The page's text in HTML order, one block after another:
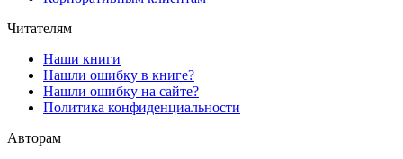
Читателям
Наши книги
Нашли ошибку в книге?
Нашли ошибку на сайте?
Политика конфиденциальности
Авторам